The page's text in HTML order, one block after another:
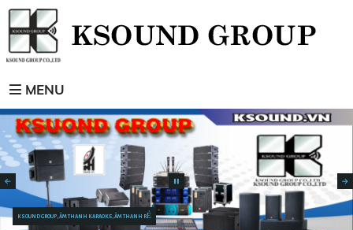
MENU
KSOUND GROUP, ÂM THANH KARAOKE, ÂM THANH RẺ